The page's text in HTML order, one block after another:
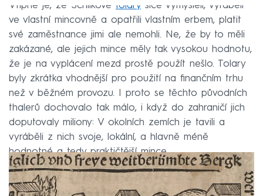
Vtipné je, že Schlikové tolary sice vymysleli, vyráběli
ve vlastní mincovně a opatřili vlastním erbem, platit
své zaměstnance jimi ale nemohli. Ne, že by to měli
zakázané, ale jejich mince měly tak vysokou hodnotu,
že je na vyplácení mezd prostě použít nešlo. Tolary
byly zkrátka vhodnější pro použití na finančním trhu
než v běžném provozu. I proto se těchto původních
thalerů dochovalo tak málo, i když do zahraničí jich
doputovaly miliony: V okolních zemích je tavili a
vyráběli z nich svoje, lokální, a hlavně méně
hodnotné a tedy praktičtější mince.